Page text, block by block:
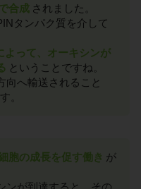
合成 されました。
タンパク質を介して
よって、オーキシンが
ということですね。
向へ輸送されること
。
胞の成長を促す働き が